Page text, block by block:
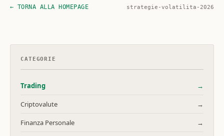
← TORNA ALLA HOMEPAGE strategie-volatilita-2026
CATEGORIE
Trading →
Criptovalute →
Finanza Personale →